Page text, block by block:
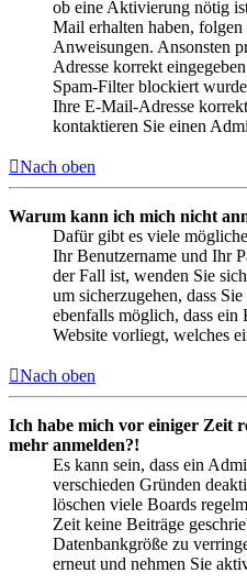
ob eine Aktivierung nötig
Mail erhalten haben, folgen
Anweisungen. Ansonsten
Adresse korrekt
Spam-Filter blockiert
Ihre E-Mail-Adresse
kontaktieren Sie einen
Nach oben
Warum kann ich mich nicht
Dafür gibt es viele
Ihr Benutzername und Ihr
der Fall ist, wenden Sie
um sicherzugehen, dass
ebenfalls möglich, dass
Website vorliegt, welches
Nach oben
Ich habe mich vor einiger Zeit
mehr anmelden?!
Es kann sein, dass ein
verschieden Gründen
löschen viele Boards
Zeit keine Beiträge
Datenbankgröße zu
erneut und nehmen Sie